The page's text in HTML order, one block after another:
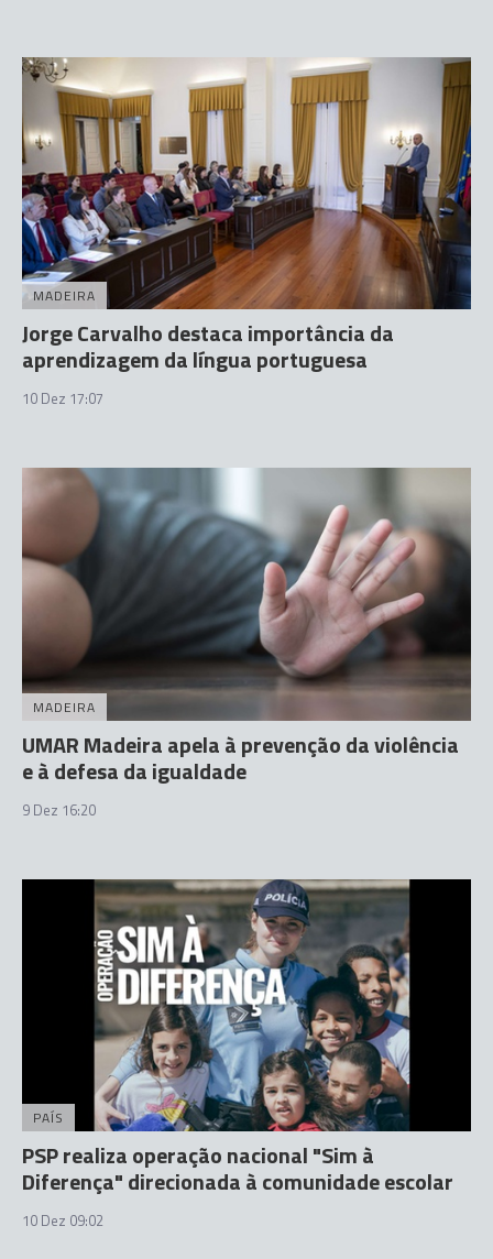
MADEIRA
Jorge Carvalho destaca importância da
aprendizagem da língua portuguesa
10 Dez 17:07
MADEIRA
UMAR Madeira apela à prevenção da violência
e à defesa da igualdade
9 Dez 16:20
PAÍS
PSP realiza operação nacional "Sim à
Diferença" direcionada à comunidade escolar
10 Dez 09:02